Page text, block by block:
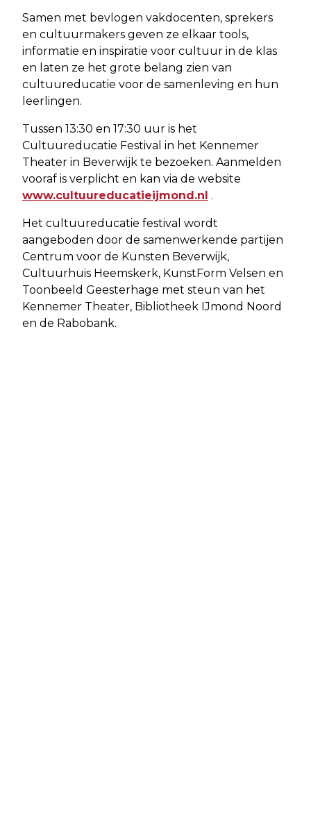
Samen met bevlogen vakdocenten, sprekers
en cultuurmakers geven ze elkaar tools,
informatie en inspiratie voor cultuur in de klas
en laten ze het grote belang zien van
cultuureducatie voor de samenleving en hun
leerlingen.
Tussen 13:30 en 17:30 uur is het
Cultuureducatie Festival in het Kennemer
Theater in Beverwijk te bezoeken. Aanmelden
vooraf is verplicht en kan via de website
www.cultuureducatieijmond.nl .
Het cultuureducatie festival wordt
aangeboden door de samenwerkende partijen
Centrum voor de Kunsten Beverwijk,
Cultuurhuis Heemskerk, KunstForm Velsen en
Toonbeeld Geesterhage met steun van het
Kennemer Theater, Bibliotheek IJmond Noord
en de Rabobank.